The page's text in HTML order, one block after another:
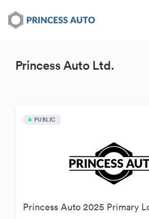
Princess Auto Ltd.
PUBLIC
Princess Auto 2025 Primary